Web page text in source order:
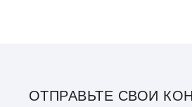
ОТПРАВЬТЕ СВОИ